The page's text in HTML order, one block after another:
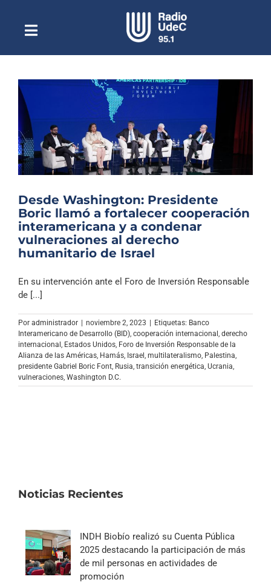
contenidoToggle
NavigationEscuchar Radio UdeC en vivo
Quiénes Somos
Programación
Podcast
Noticias
Columnas
Música Clásica
Especiales
Archivo Sonoro
Desde Washington: Presidente
Boric llamó a fortalecer cooperación
interamericana y a condenar
vulneraciones al derecho
humanitario de Israel
En su intervención ante el Foro de Inversión Responsable
de [...]
Por administrador | noviembre 2, 2023 | Etiquetas: Banco
Interamericano de Desarrollo (BID) cooperación internacional derecho
internacional Estados Unidos Foro de Inversión Responsable de la
Alianza de las Américas Hamás Israel multilateralismo Palestina
presidente Gabriel Boric Font Rusia transición energética Ucrania
vulneraciones Washington D.C.
Noticias Recientes
INDH Biobío realizó su Cuenta Pública
2025 destacando la participación de más
de mil personas en actividades de
promoción